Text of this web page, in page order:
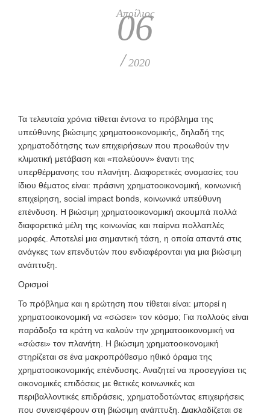
Απρίλιος
06
/2020
Τα τελευταία χρόνια τίθεται έντονα το πρόβλημα της
υπεύθυνης βιώσιμης χρηματοοικονομικής, δηλαδή της
χρηματοδότησης των επιχειρήσεων που προωθούν την
κλιματική μετάβαση και «παλεύουν» έναντι της
υπερθέρμανσης του πλανήτη. Διαφορετικές ονομασίες του
ίδιου θέματος είναι: πράσινη χρηματοοικονομική, κοινωνική
επιχείρηση, social impact bonds, κοινωνικά υπεύθυνη
επένδυση. Η βιώσιμη χρηματοοικονομική ακουμπά πολλά
διαφορετικά μέλη της κοινωνίας και παίρνει πολλαπλές
μορφές. Αποτελεί μια σημαντική τάση, η οποία απαντά στις
ανάγκες των επενδυτών που ενδιαφέρονται για μια βιώσιμη
ανάπτυξη.
Ορισμοί
Το πρόβλημα και η ερώτηση που τίθεται είναι: μπορεί η
χρηματοοικονομική να «σώσει» τον κόσμο; Για πολλούς είναι
παράδοξο τα κράτη να καλούν την χρηματοοικονομική να
«σώσει» τον πλανήτη. Η βιώσιμη χρηματοοικονομική
στηρίζεται σε ένα μακροπρόθεσμο ηθικό όραμα της
χρηματοοικονομικής επένδυσης. Αναζητεί να προσεγγίσει τις
οικονομικές επιδόσεις με θετικές κοινωνικές και
περιβαλλοντικές επιδράσεις, χρηματοδοτώντας επιχειρήσεις
που συνεισφέρουν στη βιώσιμη ανάπτυξη. Διακλαδίζεται σε